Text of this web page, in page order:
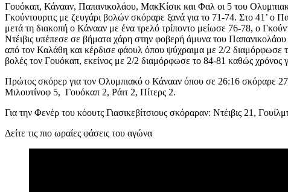
Γουόκαπ, Κάνααν, Παπανικολάου, ΜακΚίσικ και Φαλ οι 5 του
Γκούντουριτς με ζευγάρι βολών σκόραρε ξανά για το 71-74. Στο 41’
μετά τη διακοπή ο Κάνααν με ένα τρελό τρίποντο μείωσε 76-78, ο
Ντέιβις υπέπεσε σε βήματα χάρη στην φοβερή άμυνα του
από τον Καλάθη και κέρδισε φάουλ όπου ψύχραιμα με 2/2 διαμόρφωσε
βολές τον Γουόκαπ, εκείνος με 2/2 διαμόρφωσε το 84-81 καθώς χρόνος
Πρώτος σκόρερ για τον Ολυμπιακό ο Κάνααν όπου σε 26:16 σκόραρε
Μιλουτίνοφ 5, Γουόκαπ 2, Ράιτ 2, Πίτερς 2.
Για την Φενέρ του κόουτς Γιασικεβίτσιους σκόραραν: Ντέιβις 21,
Δείτε τις πιο ωραίες φάσεις του αγώνα